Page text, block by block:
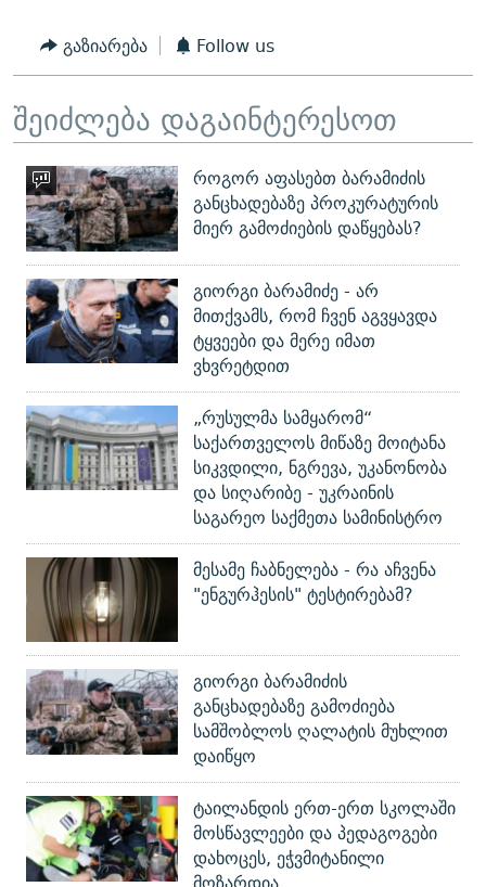
გაზიარება Follow us
შეიძლება დაგაინტერესოთ
როგორ აფასებთ ბარამიძის
განცხადებაზე პროკურატურის
მიერ გამოძიების დაწყებას?
გიორგი ბარამიძე - არ
მითქვამს, რომ ჩვენ აგვყავდა
ტყვეები და მერე იმათ
ვხვრეტდით
„რუსულმა სამყარომ“
საქართველოს მიწაზე მოიტანა
სიკვდილი, ნგრევა, უკანონობა
და სიღარიბე - უკრაინის
საგარეო საქმეთა სამინისტრო
მესამე ჩაბნელება - რა აჩვენა
"ენგურჰესის" ტესტირებამ?
გიორგი ბარამიძის
განცხადებაზე გამოძიება
სამშობლოს ღალატის მუხლით
დაიწყო
ტაილანდის ერთ-ერთ სკოლაში
მოსწავლეები და პედაგოგები
დახოცეს, ეჭვმიტანილი